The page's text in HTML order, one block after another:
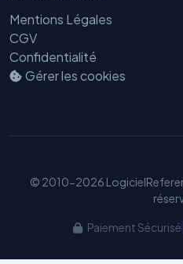
Mentions Légales
CGV
Confidentialité
Gérer les cookies
© 2010-2026
Paiement Sécurisé